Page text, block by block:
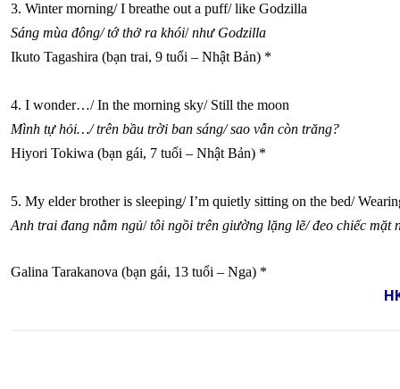
3. Winter morning/ I breathe out a puff/ like Godzilla
Sáng mùa đông/ tớ thở ra khói/như Godzilla
Ikuto Tagashira (bạn trai, 9 tuổi – Nhật Bản) *
4. I wonder…/ In the morning sky/ Still the moon
Mình tự hỏi…/ trên bầu trời ban sáng/ sao vẫn còn trăng?
Hiyori Tokiwa (bạn gái, 7 tuổi – Nhật Bản) *
5. My elder brother is sleeping/ I’m quietly sitting on the bed/
Anh trai đang nằm ngủ/tôi ngồi trên giường lặng lẽ/ đeo chiếc mặt
Galina Tarakanova (bạn gái, 13 tuổi – Nga) *